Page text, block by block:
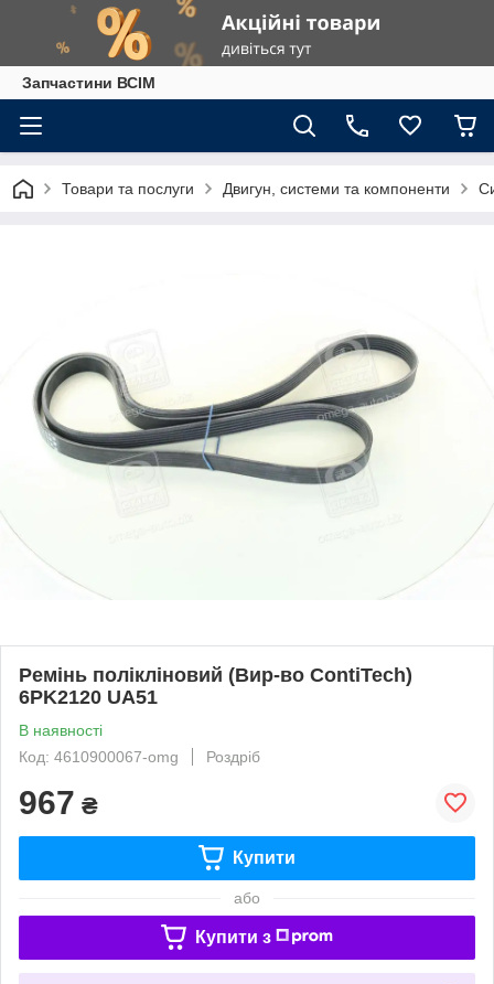
Запчастини ВСІМ
Товари та послуги Двигун, системи та компоненти
Ремінь полікліновий (Вир-во ContiTech)
6PK2120 UA51
В наявності
Код: 4610900067-omg
Роздріб
967 ₴
Купити
або
Купити з